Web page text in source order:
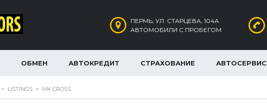
ПЕРМЬ, УЛ. СТАРЦЕВА, 104А
АВТОМОБИЛИ С ПРОБЕГОМ
ОБМЕН АВТОКРЕДИТ СТРАХОВАНИЕ АВТОСЕРВИС
> LISTINGS > MK CROSS